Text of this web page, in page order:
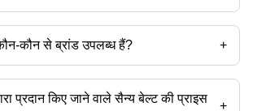
कौन से ब्रांड उपलब्ध हैं? +
प्रदान किए जाने वाले सैन्य बेल्ट की प्राइस
+